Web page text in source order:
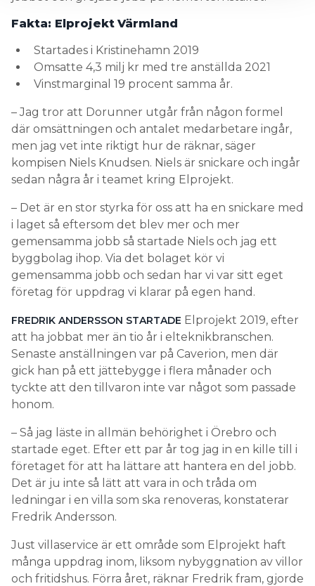
Fakta: Elprojekt Värmland
Startades i Kristinehamn 2019
Omsatte 4,3 milj kr med tre anställda 2021
Vinstmarginal 19 procent samma år.
– Jag tror att Dorunner utgår från någon formel
där omsättningen och antalet medarbetare ingår,
men jag vet inte riktigt hur de räknar, säger
kompisen Niels Knudsen. Niels är snickare och ingår
sedan några år i teamet kring Elprojekt.
– Det är en stor styrka för oss att ha en snickare med
i laget så eftersom det blev mer och mer
gemensamma jobb så startade Niels och jag ett
byggbolag ihop. Via det bolaget kör vi
gemensamma jobb och sedan har vi var sitt eget
företag för uppdrag vi klarar på egen hand.
FREDRIK ANDERSSON STARTADE Elprojekt 2019, efter
att ha jobbat mer än tio år i elteknikbranschen.
Senaste anställningen var på Caverion, men där
gick han på ett jättebygge i flera månader och
tyckte att den tillvaron inte var något som passade
honom.
– Så jag läste in allmän behörighet i Örebro och
startade eget. Efter ett par år tog jag in en kille till i
företaget för att ha lättare att hantera en del jobb.
Det är ju inte så lätt att vara in och tråda om
ledningar i en villa som ska renoveras, konstaterar
Fredrik Andersson.
Just villaservice är ett område som Elprojekt haft
många uppdrag inom, liksom nybyggnation av villor
och fritidshus. Förra året, räknar Fredrik fram, gjorde